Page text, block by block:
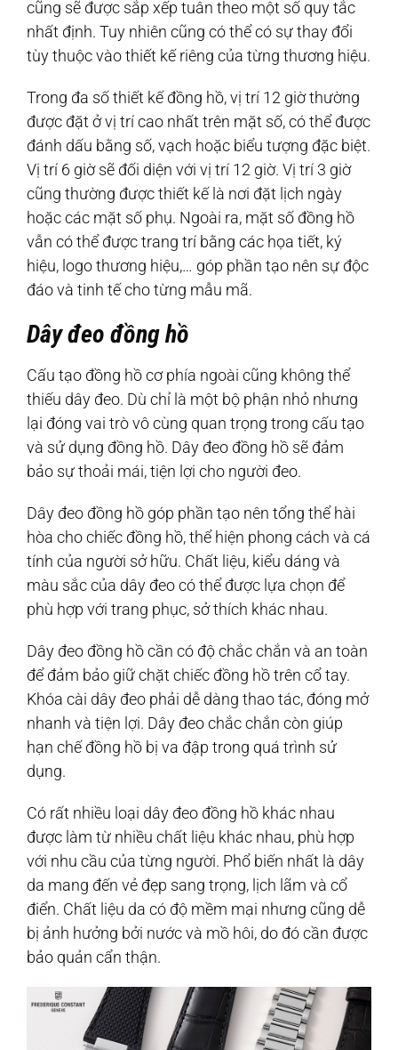
cũng sẽ được sắp xếp tuân theo một số quy tắc
nhất định. Tuy nhiên cũng có thể có sự thay đổi
tùy thuộc vào thiết kế riêng của từng thương hiệu.
Trong đa số thiết kế đồng hồ, vị trí 12 giờ thường
được đặt ở vị trí cao nhất trên mặt số, có thể được
đánh dấu bằng số, vạch hoặc biểu tượng đặc biệt.
Vị trí 6 giờ sẽ đối diện với vị trí 12 giờ. Vị trí 3 giờ
cũng thường được thiết kế là nơi đặt lịch ngày
hoặc các mặt số phụ. Ngoài ra, mặt số đồng hồ
vẫn có thể được trang trí bằng các họa tiết, ký
hiệu, logo thương hiệu,… góp phần tạo nên sự độc
đáo và tinh tế cho từng mẫu mã.
Dây đeo đồng hồ
Cấu tạo đồng hồ cơ phía ngoài cũng không thể
thiếu dây đeo. Dù chỉ là một bộ phận nhỏ nhưng
lại đóng vai trò vô cùng quan trọng trong cấu tạo
và sử dụng đồng hồ. Dây đeo đồng hồ sẽ đảm
bảo sự thoải mái, tiện lợi cho người đeo.
Dây đeo đồng hồ góp phần tạo nên tổng thể hài
hòa cho chiếc đồng hồ, thể hiện phong cách và cá
tính của người sở hữu. Chất liệu, kiểu dáng và
màu sắc của dây đeo có thể được lựa chọn để
phù hợp với trang phục, sở thích khác nhau.
Dây đeo đồng hồ cần có độ chắc chắn và an toàn
để đảm bảo giữ chặt chiếc đồng hồ trên cổ tay.
Khóa cài dây đeo phải dễ dàng thao tác, đóng mở
nhanh và tiện lợi. Dây đeo chắc chắn còn giúp
hạn chế đồng hồ bị va đập trong quá trình sử
dụng.
Có rất nhiều loại dây đeo đồng hồ khác nhau
được làm từ nhiều chất liệu khác nhau, phù hợp
với nhu cầu của từng người. Phổ biến nhất là dây
da mang đến vẻ đẹp sang trọng, lịch lãm và cổ
điển. Chất liệu da có độ mềm mại nhưng cũng dễ
bị ảnh hưởng bởi nước và mồ hôi, do đó cần được
bảo quản cẩn thận.